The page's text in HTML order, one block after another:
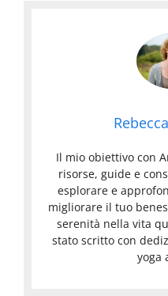
Il mio obiettivo con
risorse, guide e
esplorare e
migliorare il tuo
serenità nella vita
stato scritto con
yoga